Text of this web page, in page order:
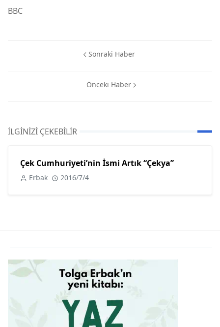
BBC
Sonraki Haber
Önceki Haber
İLGINIZI ÇEKEBILIR
Çek Cumhuriyeti’nin İsmi Artık “Çekya”
Erbak 2016/7/4